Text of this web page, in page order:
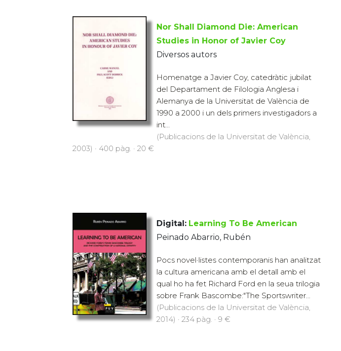
Nor Shall Diamond Die: American
Studies in Honor of Javier Coy
Diversos autors
Homenatge a Javier Coy, catedràtic jubilat
del Departament de Filologia Anglesa i
Alemanya de la Universitat de València de
1990 a 2000 i un dels primers investigadors a
int...
(Publicacions de la Universitat de València,
2003) · 400 pàg. · 20 €
Digital: Learning To Be American
Peinado Abarrio, Rubén
Pocs novel·listes contemporanis han analitzat
la cultura americana amb el detall amb el
qual ho ha fet Richard Ford en la seua trilogia
sobre Frank Bascombe:"The Sportswriter...
(Publicacions de la Universitat de València,
2014) · 234 pàg. · 9 €